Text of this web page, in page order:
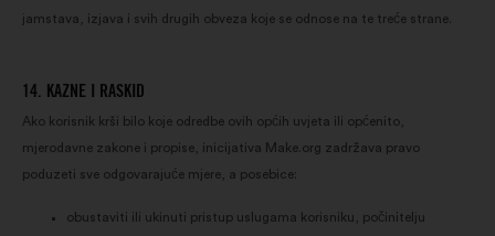
jamstava, izjava i svih drugih obveza koje se odnose na te treće strane.
14. KAZNE I RASKID
Ako korisnik krši bilo koje odredbe ovih općih uvjeta ili općenito,
mjerodavne zakone i propise, inicijativa Make.org zadržava pravo
poduzeti sve odgovarajuće mjere, a posebice:
obustaviti ili ukinuti pristup uslugama korisniku, počinitelju